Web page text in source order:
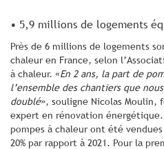
• 5,9 millions de logements
Près de 6 millions de logements
chaleur en France, selon
à chaleur. «En 2 ans, la part de
l’ensemble des chantiers que
doublé», souligne Nicolas Moulin,
expert en rénovation énergétique.
pompes à chaleur ont été
20% par rapport à 2021. Pour la